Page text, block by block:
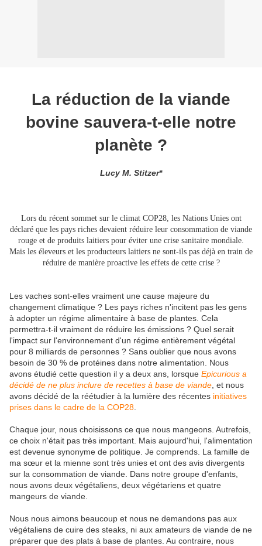
La réduction de la viande
bovine sauvera-t-elle notre
planète ?
Lucy M. Stitzer*
Lors du récent sommet sur le climat COP28, les Nations Unies ont
déclaré que les pays riches devaient réduire leur consommation de viande
rouge et de produits laitiers pour éviter une crise sanitaire mondiale.
Mais les éleveurs et les producteurs laitiers ne sont-ils pas déjà en train de
réduire de manière proactive les effets de cette crise ?
Les vaches sont-elles vraiment une cause majeure du
changement climatique ? Les pays riches n'incitent pas les gens
à adopter un régime alimentaire à base de plantes. Cela
permettra-t-il vraiment de réduire les émissions ? Quel serait
l'impact sur l'environnement d'un régime entièrement végétal
pour 8 milliards de personnes ? Sans oublier que nous avons
besoin de 30 % de protéines dans notre alimentation. Nous
avons étudié cette question il y a deux ans, lorsque Epicurious a
décidé de ne plus inclure de recettes à base de viande , et nous
avons décidé de la réétudier à la lumière des récentes initiatives
prises dans le cadre de la COP28
Chaque jour, nous choisissons ce que nous mangeons. Autrefois,
ce choix n'était pas très important. Mais aujourd'hui, l'alimentation
est devenue synonyme de politique. Je comprends. La famille de
ma sœur et la mienne sont très unies et ont des avis divergents
sur la consommation de viande. Dans notre groupe d'enfants,
nous avons deux végétaliens, deux végétariens et quatre
mangeurs de viande.
Nous nous aimons beaucoup et nous ne demandons pas aux
végétaliens de cuire des steaks, ni aux amateurs de viande de ne
préparer que des plats à base de plantes. Au contraire, nous